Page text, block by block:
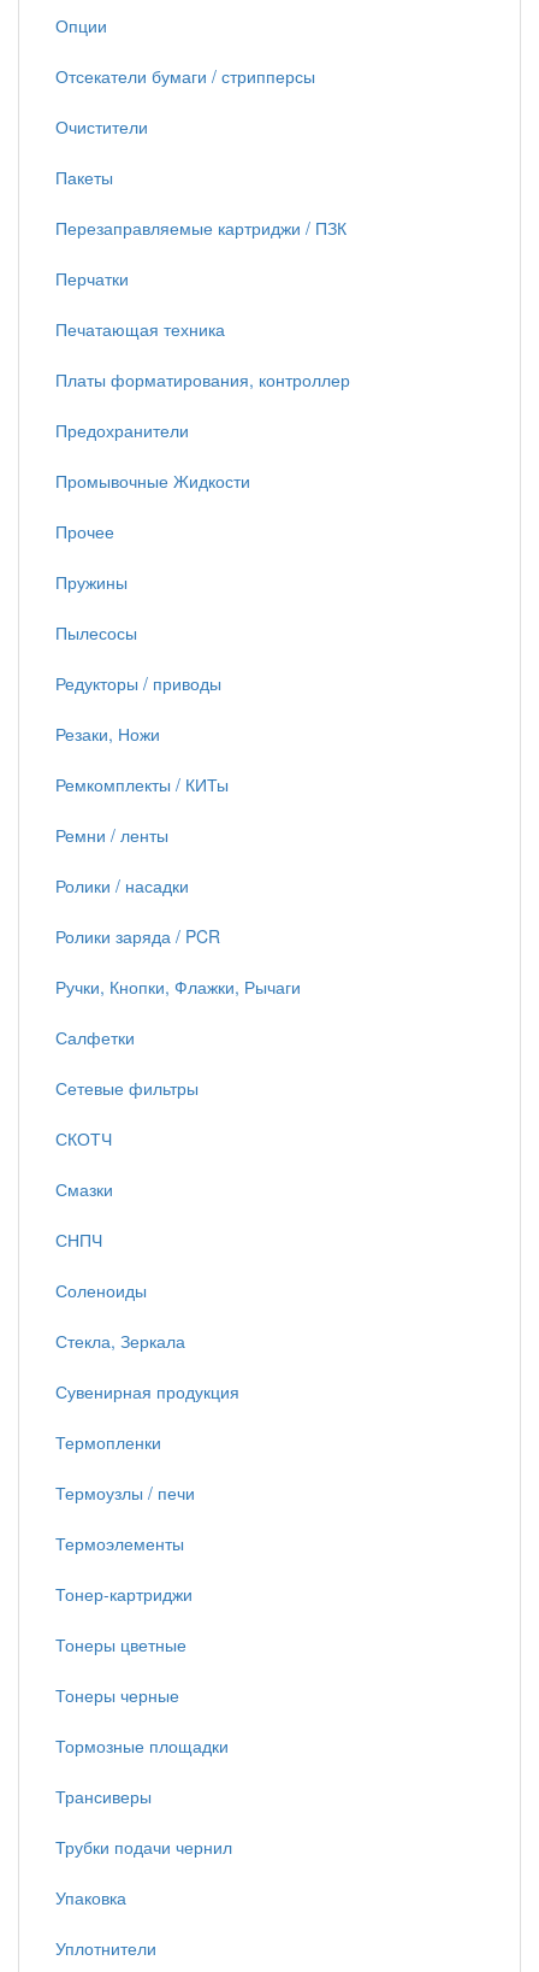
Опции
Отсекатели бумаги / стрипперсы
Очистители
Пакеты
Перезаправляемые картриджи / ПЗК
Перчатки
Печатающая техника
Платы форматирования, контроллер
Предохранители
Промывочные Жидкости
Прочее
Пружины
Пылесосы
Редукторы / приводы
Резаки, Ножи
Ремкомплекты / КИТы
Ремни / ленты
Ролики / насадки
Ролики заряда / PCR
Ручки, Кнопки, Флажки, Рычаги
Салфетки
Сетевые фильтры
СКОТЧ
Смазки
СНПЧ
Соленоиды
Стекла, Зеркала
Сувенирная продукция
Термопленки
Термоузлы / печи
Термоэлементы
Тонер-картриджи
Тонеры цветные
Тонеры черные
Тормозные площадки
Трансиверы
Трубки подачи чернил
Упаковка
Уплотнители